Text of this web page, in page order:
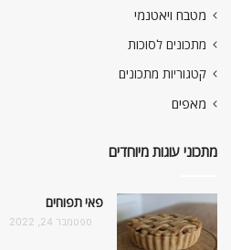
מטבח ויאטנמי
מתכונים לסוכות
קטגוריות מתכונים
מאפים
מתכוני עוגות מיוחדים
פאי תפוחים
ספטמבר 24, 2022